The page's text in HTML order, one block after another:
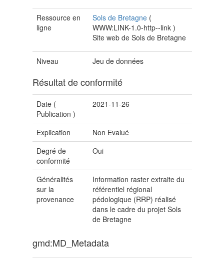
Ressource en
ligne
Sols de Bretagne (
WWW:LINK-1.0-http--link )
Site web de Sols de Bretagne
Niveau Jeu de données
Résultat de conformité
Date (
Publication )
2021-11-26
Explication
Non Evalué
Degré de
conformité
Oui
Généralités
sur la
provenance
Information raster extraite du
référentiel régional
pédologique (RRP) réalisé
dans le cadre du projet Sols
de Bretagne
gmd:MD_Metadata